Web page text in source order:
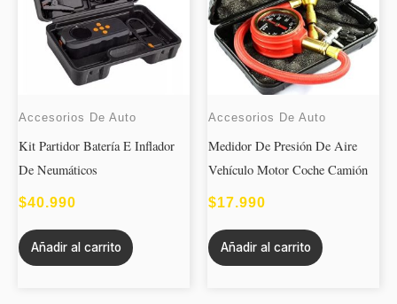
Accesorios De Auto
Kit Partidor Batería E Inflador
De Neumáticos
$40.990
Añadir al carrito
Accesorios De Auto
Medidor De Presión De Aire
Vehículo Motor Coche Camión
$17.990
Añadir al carrito